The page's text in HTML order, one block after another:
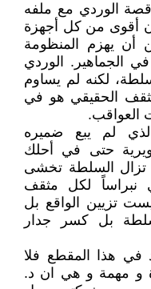
الوردي مع ملفه
أقوى من كل أجهزة
أن يهزم المنظومة
في الجماهير. الوردي
لكنه لم يساوم
الحقيقي هو في
العواقب.
لم يبع ضميره
حتى في أحلك
تزال السلطة تخشى
نبراساً لكل مثقف
تزيين الواقع بل
بل كسر جدار
هذا المقطع فلا
و مهمة و هي ان د.